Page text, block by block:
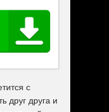
с
друг друга и